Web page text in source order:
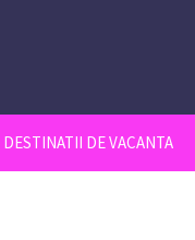
DESTINATII DE VACANTA